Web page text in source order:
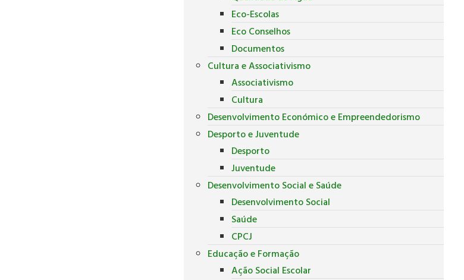
Eco-Escolas
Eco Conselhos
Documentos
Cultura e Associativismo
Associativismo
Cultura
Desenvolvimento Económico e Empreendedorismo
Desporto e Juventude
Desporto
Juventude
Desenvolvimento Social e Saúde
Desenvolvimento Social
Saúde
CPCJ
Educação e Formação
Ação Social Escolar